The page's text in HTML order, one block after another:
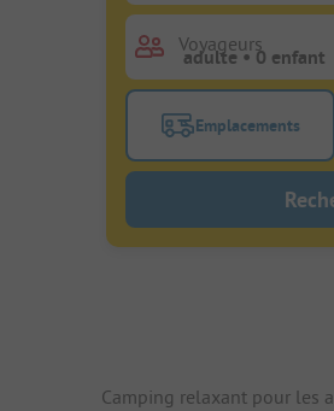
Voyageurs
Activez le
Emplacements
Camping relaxant pour les